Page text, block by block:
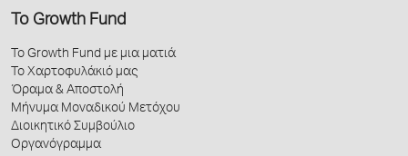
Το Growth Fund
Το Growth Fund με μια ματιά
Το Χαρτοφυλάκιό μας
Όραμα & Αποστολή
Μήνυμα Μοναδικού Μετόχου
Διοικητικό Συμβούλιο
Οργανόγραμμα